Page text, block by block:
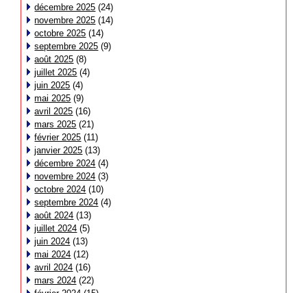
décembre 2025 (24)
novembre 2025 (14)
octobre 2025 (14)
septembre 2025 (9)
août 2025 (8)
juillet 2025 (4)
juin 2025 (4)
mai 2025 (9)
avril 2025 (16)
mars 2025 (21)
février 2025 (11)
janvier 2025 (13)
décembre 2024 (4)
novembre 2024 (3)
octobre 2024 (10)
septembre 2024 (4)
août 2024 (13)
juillet 2024 (5)
juin 2024 (13)
mai 2024 (12)
avril 2024 (16)
mars 2024 (22)